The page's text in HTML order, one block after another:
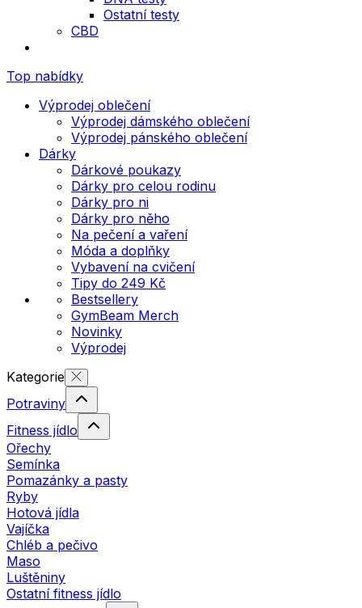
Ostatní testy
CBD
Top nabídky
Výprodej oblečení
Výprodej dámského oblečení
Výprodej pánského oblečení
Dárky
Dárkové poukazy
Dárky pro celou rodinu
Dárky pro ni
Dárky pro něho
Na pečení a vaření
Móda a doplňky
Vybavení na cvičení
Tipy do 249 Kč
Bestsellery
GymBeam Merch
Novinky
Výprodej
Kategorie
Potraviny
Fitness jídlo
Ořechy
Semínka
Pomazánky a pasty
Ryby
Hotová jídla
Vajíčka
Chléb a pečivo
Maso
Luštěniny
Ostatní fitness jídlo